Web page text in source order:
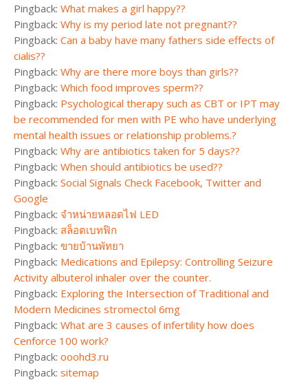
Pingback: What makes a girl happy??
Pingback: Why is my period late not pregnant??
Pingback: Can a baby have many fathers side effects of
cialis??
Pingback: Why are there more boys than girls??
Pingback: Which food improves sperm??
Pingback: Psychological therapy such as CBT or IPT may
be recommended for men with PE who have underlying
mental health issues or relationship problems.?
Pingback: Why are antibiotics taken for 5 days??
Pingback: When should antibiotics be used??
Pingback: Social Signals Check Facebook, Twitter and
Google
Pingback: จำหน่ายหลอดไฟ LED
Pingback: สล็อตเบทฟิก
Pingback: ขายบ้านพัทยา
Pingback: Medications and Epilepsy: Controlling Seizure
Activity albuterol inhaler over the counter.
Pingback: Exploring the Intersection of Traditional and
Modern Medicines stromectol 6mg
Pingback: What are 3 causes of infertility how does
Cenforce 100 work?
Pingback: ooohd3.ru
Pingback: sitemap